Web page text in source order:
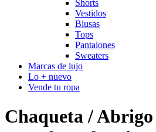
Shorts
Vestidos
Blusas
Tops
Pantalones
Sweaters
Marcas de lujo
Lo + nuevo
Vende tu ropa
Chaqueta /